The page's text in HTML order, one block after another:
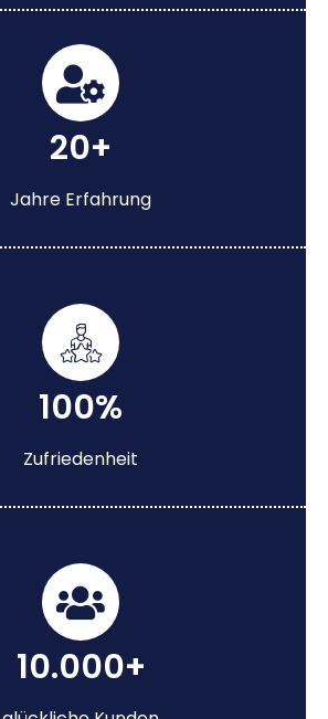
20+
Jahre Erfahrung
100%
Zufriedenheit
10.000+